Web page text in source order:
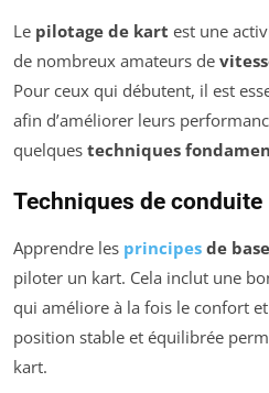
Le pilotage de kart est une
de nombreux amateurs de
Pour ceux qui débutent, il est
afin d’améliorer leurs
quelques techniques
Techniques de conduite
Apprendre les principes de base
piloter un kart. Cela inclut une
qui améliore à la fois le confort
position stable et équilibrée
kart.